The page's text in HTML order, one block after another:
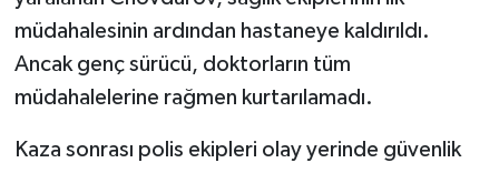
müdahalesinin ardından hastaneye kaldırıldı.
Ancak genç sürücü, doktorların tüm
müdahalelerine rağmen kurtarılamadı.
Kaza sonrası polis ekipleri olay yerinde güvenlik